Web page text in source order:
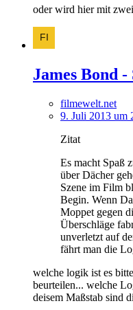
oder wird hier mit
James Bond -
filmewelt.net
9. Juli 2013 um
Zitat
Es macht Spaß
über Dächer
Szene im Film
Begin. Wenn
Moppet gegen
Überschläge
unverletzt auf
fährt man die
welche logik ist es
beurteilen... welche
deisem Maßstab sind